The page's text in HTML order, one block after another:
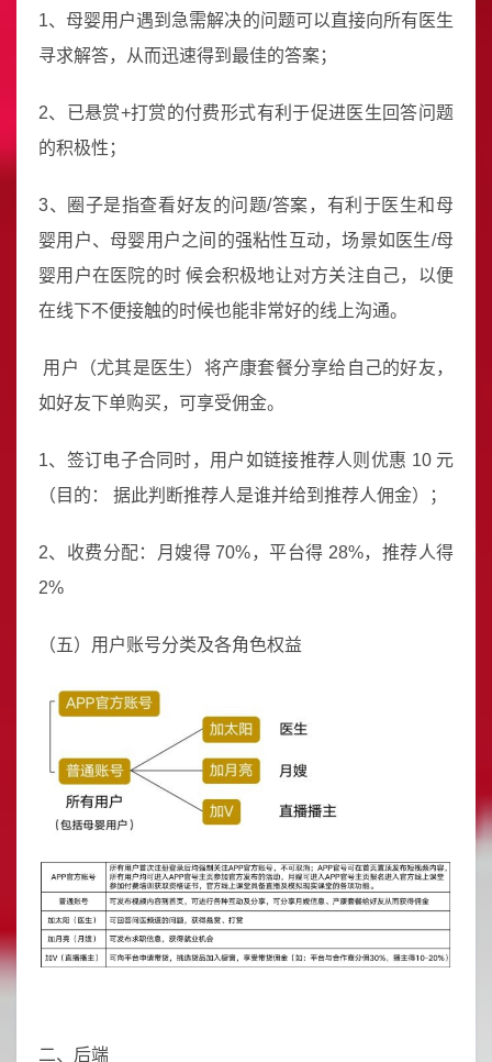
1、母婴用户遇到急需解决的问题可以直接向所有医生
寻求解答，从而迅速得到最佳的答案；
2、已悬赏+打赏的付费形式有利于促进医生回答问题
的积极性；
3、圈子是指查看好友的问题/答案，有利于医生和母
婴用户、母婴用户之间的强粘性互动，场景如医生/母
婴用户在医院的时 候会积极地让对方关注自己，以便
在线下不便接触的时候也能非常好的线上沟通。
用户（尤其是医生）将产康套餐分享给自己的好友，
如好友下单购买，可享受佣金。
1、签订电子合同时，用户如链接推荐人则优惠 10 元
（目的： 据此判断推荐人是谁并给到推荐人佣金）；
2、收费分配：月嫂得 70%，平台得 28%，推荐人得
2%
（五）用户账号分类及各角色权益
二、后端